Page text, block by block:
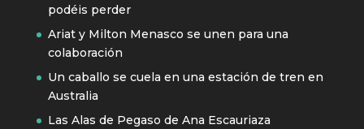
podéis perder
Ariat y Milton Menasco se unen para una
colaboración
Un caballo se cuela en una estación de tren en
Australia
Las Alas de Pegaso de Ana Escauriaza